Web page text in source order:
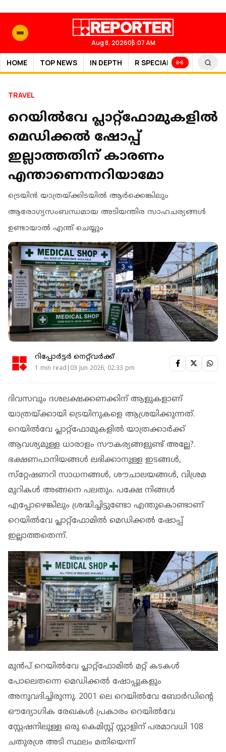
Aug 8, 202605:07 AM
HOME TOP NEWS IN DEPTH R SPECIAL SPORTS
TRAVEL
റെയില്‍വേ പ്ലാറ്റ്‌ഫോമുകളില്‍
മെഡിക്കല്‍ ഷോപ്പ്
ഇല്ലാത്തതിന് കാരണം
എന്താണെന്നറിയാമോ
ട്രെയിന്‍ യാത്രയ്ക്കിടയില്‍ ആര്‍ക്കെങ്കിലും
ആരോഗ്യസംബന്ധമായ അടിയന്തിര സാഹചര്യങ്ങള്‍
ഉണ്ടായാല്‍ എന്ത് ചെയ്യും
റിപ്പോർട്ടർ നെറ്റ്‌വര്‍ക്ക്‌
1 min read|03 Jun 2026, 02:33 pm
ദിവസവും ദശലക്ഷക്കണക്കിന് ആളുകളാണ്
യാത്രയ്ക്കായി ട്രെയിനുകളെ ആശ്രയിക്കുന്നത്.
റെയില്‍വേ പ്ലാറ്റ്‌ഫോമുകളില്‍ യാത്രക്കാര്‍ക്ക്
ആവശ്യമുള്ള ധാരാളം സൗകര്യങ്ങളുണ്ട് അല്ലേ?.
ഭക്ഷണപാനിയങ്ങള്‍ ലഭിക്കാനുള്ള ഇടങ്ങള്‍,
സ്‌റ്റേഷണറി സാധനങ്ങള്‍, ശൗചാലയങ്ങള്‍, വിശ്രമ
മുറികള്‍ അങ്ങനെ പലതും. പക്ഷേ നിങ്ങള്‍
എപ്പോഴെങ്കിലും ശ്രദ്ധിച്ചിട്ടുണ്ടോ എന്തുകൊണ്ടാണ്
റെയില്‍വേ പ്ലാറ്റ്‌ഫോമില്‍ മെഡിക്കല്‍ ഷോപ്പ്
ഇല്ലാത്തതെന്ന്.
മുന്‍പ് റെയില്‍വേ പ്ലാറ്റ്‌ഫോമില്‍ മറ്റ് കടകള്‍
പോലെതന്നെ മെഡിക്കല്‍ ഷോപ്പുകളും
അനുവദിച്ചിരുന്നു. 2001 ലെ റെയില്‍വേ ബോര്‍ഡിന്റെ
ഔദ്യോഗിക രേഖകള്‍ പ്രകാരം റെയില്‍വേ
സ്റ്റേഷനിലുള്ള ഒരു കെമിസ്റ്റ് സ്റ്റാളിന് പരമാവധി 108
ചതുരശ്ര അടി സ്ഥലം മതിയെന്ന്